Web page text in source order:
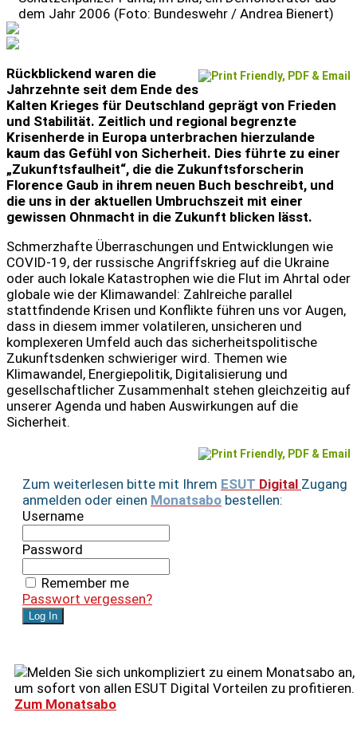
dem Jahr 2006 (Foto: Bundeswehr / Andrea Bienert)
Rückblickend waren die
Jahrzehnte seit dem Ende des
Kalten Krieges für Deutschland geprägt von Frieden
und Stabilität. Zeitlich und regional begrenzte
Krisenherde in Europa unterbrachen hierzulande
kaum das Gefühl von Sicherheit. Dies führte zu einer
„Zukunftsfaulheit“, die die Zukunftsforscherin
Florence Gaub in ihrem neuen Buch beschreibt, und
die uns in der aktuellen Umbruchszeit mit einer
gewissen Ohnmacht in die Zukunft blicken lässt.
Schmerzhafte Überraschungen und Entwicklungen wie
COVID-19, der russische Angriffskrieg auf die Ukraine
oder auch lokale Katastrophen wie die Flut im Ahrtal oder
globale wie der Klimawandel: Zahlreiche parallel
stattfindende Krisen und Konflikte führen uns vor Augen,
dass in diesem immer volatileren, unsicheren und
komplexeren Umfeld auch das sicherheitspolitische
Zukunftsdenken schwieriger wird. Themen wie
Klimawandel, Energiepolitik, Digitalisierung und
gesellschaftlicher Zusammenhalt stehen gleichzeitig auf
unserer Agenda und haben Auswirkungen auf die
Sicherheit.
Zum weiterlesen bitte mit Ihrem ESUT Digital Zugang
anmelden oder einen Monatsabo bestellen:
Username
Password
Remember me
Passwort vergessen?
Melden Sie sich unkompliziert zu einem Monatsabo an,
um sofort von allen ESUT Digital Vorteilen zu profitieren.
Zum Monatsabo